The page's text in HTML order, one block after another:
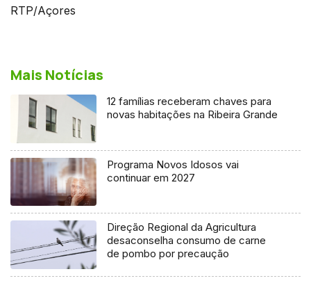
RTP/Açores
Mais Notícias
12 famílias receberam chaves para
novas habitações na Ribeira Grande
Programa Novos Idosos vai
continuar em 2027
Direção Regional da Agricultura
desaconselha consumo de carne
de pombo por precaução